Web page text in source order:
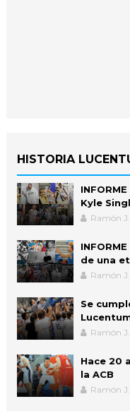
HISTORIA
Kyle
Ramón J.
de una
Ramón J.
Se
Ramón J.
Hace 20
la ACB
Ramón J.